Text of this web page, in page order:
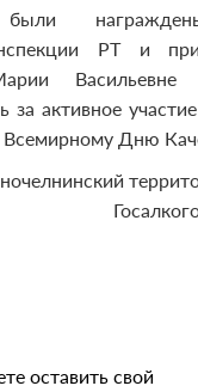
РТ и
Васильевне
за активное
Дню
оставить свой